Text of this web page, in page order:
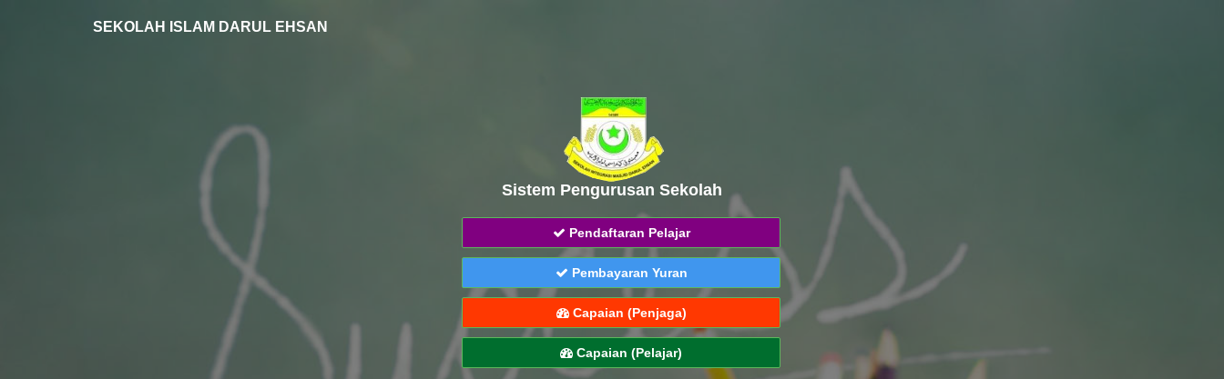
SEKOLAH ISLAM DARUL EHSAN
Sistem Pengurusan Sekolah
Pendaftaran Pelajar
Pembayaran Yuran
Capaian (Penjaga)
Capaian (Pelajar)